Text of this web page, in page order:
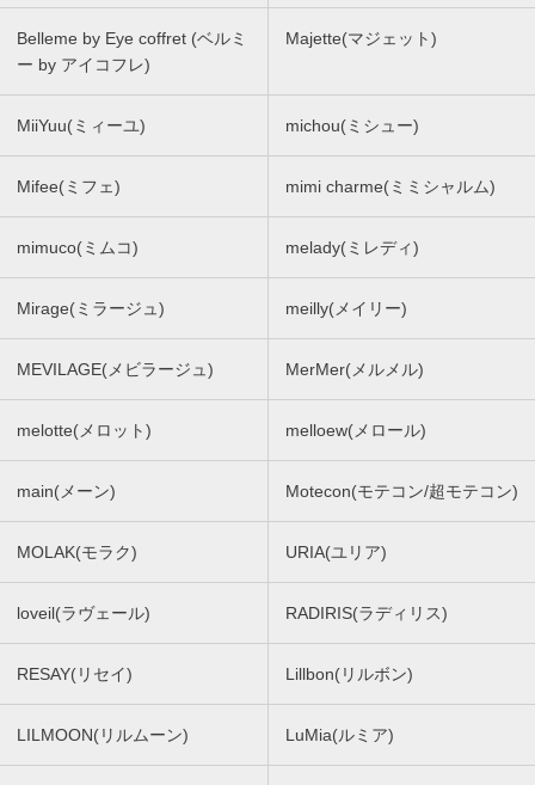
Belleme by Eye coffret (ベルミ
ー by アイコフレ)
Majette(マジェット)
MiiYuu(ミィーユ) michou(ミシュー)
Mifee(ミフェ) mimi charme(ミミシャルム)
mimuco(ミムコ) melady(ミレディ)
Mirage(ミラージュ) meilly(メイリー)
MEVILAGE(メビラージュ) MerMer(メルメル)
melotte(メロット) melloew(メロール)
main(メーン) Motecon(モテコン/超モテコン)
MOLAK(モラク) URIA(ユリア)
loveil(ラヴェール) RADIRIS(ラディリス)
RESAY(リセイ) Lillbon(リルボン)
LILMOON(リルムーン) LuMia(ルミア)